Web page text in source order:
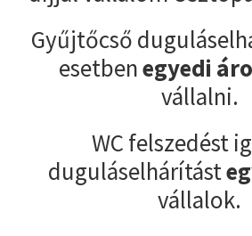
Gyűjtőcső
esetbenegyedi
vállalni.
WC felszedést
duguláselhárítást
vállalok.